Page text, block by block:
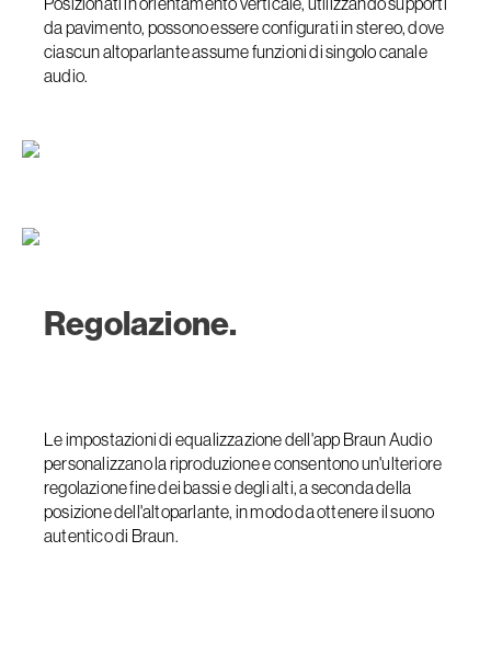
da pavimento, possono essere configurati in stereo, dove
ciascun altoparlante assume funzioni di singolo canale
audio.
Regolazione.
Le impostazioni di equalizzazione dell'app Braun Audio
personalizzano la riproduzione e consentono un'ulteriore
regolazione fine dei bassi e degli alti, a seconda della
posizione dell'altoparlante, in modo da ottenere il suono
autentico di Braun.